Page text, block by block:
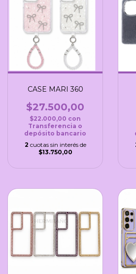
CASE MARI 360
$27.500,00
$22.000,00 con
Transferencia o
depósito bancario
2 cuotas sin interés de
$13.750,00